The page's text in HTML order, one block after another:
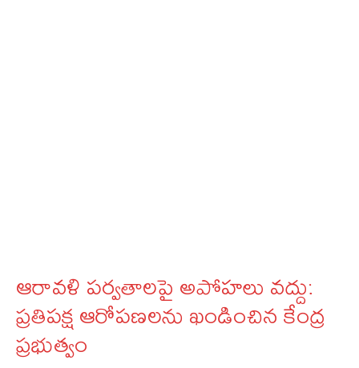
ఆరావళి పర్వతాలపై అపోహలు వద్దు:
ప్రతిపక్ష ఆరోపణలను ఖండించిన కేంద్ర
ప్రభుత్వం